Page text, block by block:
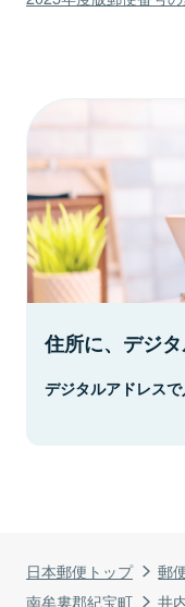
日本郵便トップ 郵
南牟婁郡紀宝町
井
住所に、デジタ
デジタルアドレスで